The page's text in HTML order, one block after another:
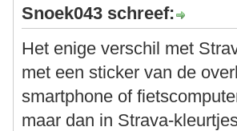
Snoek043 schreef:
Het enige verschil met
met een sticker van de
smartphone of
maar dan in Strava-